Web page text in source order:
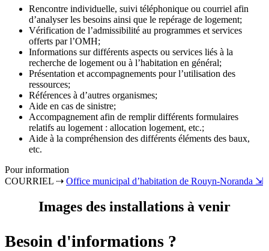
Rencontre individuelle, suivi téléphonique ou courriel afin
d’analyser les besoins ainsi que le repérage de logement;
Vérification de l’admissibilité au programmes et services
offerts par l’OMH;
Informations sur différents aspects ou services liés à la
recherche de logement ou à l’habitation en général;
Présentation et accompagnements pour l’utilisation des
ressources;
Références à d’autres organismes;
Aide en cas de sinistre;
Accompagnement afin de remplir différents formulaires
relatifs au logement : allocation logement, etc.;
Aide à la compréhension des différents éléments des baux,
etc.
Pour information
COURRIEL ⇢ Office municipal d’habitation de Rouyn-Noranda ⇲
Images des installations à venir
Besoin d'informations ?